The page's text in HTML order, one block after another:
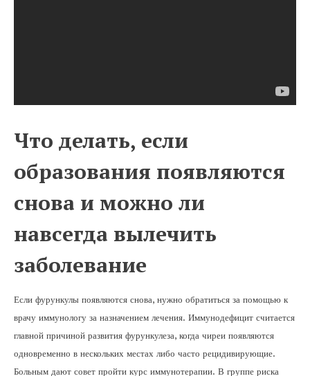
Что делать, если
образования появляются
снова и можно ли
навсегда вылечить
заболевание
Если фурункулы появляются снова, нужно обратиться за помощью к
врачу иммунологу за назначением лечения. Иммунодефицит считается
главной причиной развития фурункулеза, когда чиреи появляются
одновременно в нескольких местах либо часто рецидивирующие.
Больным дают совет пройти курс иммунотерапии. В группе риска